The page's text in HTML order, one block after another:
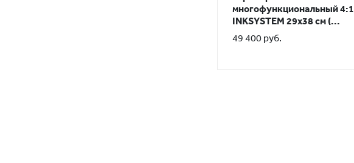
многофункциональный 4:1
INKSYSTEM 29x38 см (...
49 400 руб.